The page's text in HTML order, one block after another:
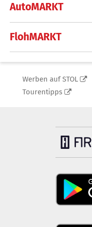
AutoMARKT
FlohMARKT
Werben auf STOL
Tourentipps